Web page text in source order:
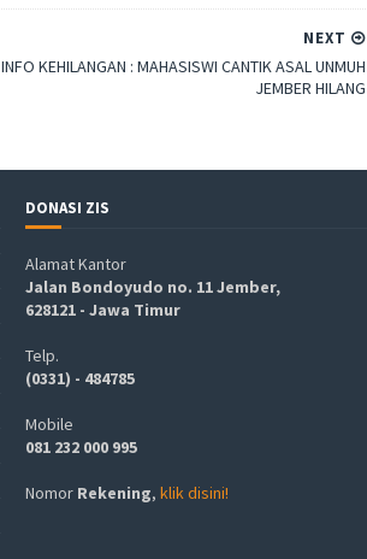
NEXT
INFO KEHILANGAN : MAHASISWI CANTIK ASAL UNMUH
JEMBER HILANG
DONASI ZIS
Alamat Kantor
Jalan Bondoyudo no. 11 Jember,
628121 - Jawa Timur
Telp.
(0331) - 484785
Mobile
081 232 000 995
Nomor Rekening, klik disini!